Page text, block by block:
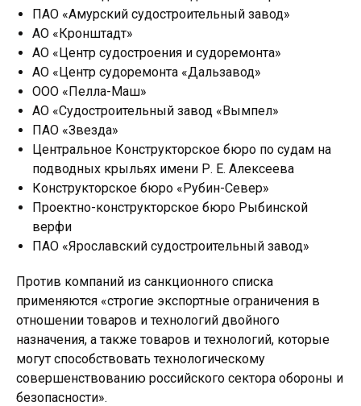
ПАО «Амурский судостроительный завод»
АО «Кронштадт»
АО «Центр судостроения и судоремонта»
AO «Центр судоремонта «Дальзавод»
ООО «Пелла-Маш»
АО «Судостроительный завод «Вымпел»
ПАО «Звезда»
Центральное Конструкторское бюро по судам на
подводных крыльях имени Р. Е. Алексеева
Конструкторское бюро «Рубин-Север»
Проектно-конструкторское бюро Рыбинской
верфи
ПАО «Ярославский судостроительный завод»
Против компаний из санкционного списка
применяются «строгие экспортные ограничения в
отношении товаров и технологий двойного
назначения, а также товаров и технологий, которые
могут способствовать технологическому
совершенствованию российского сектора обороны и
безопасности».